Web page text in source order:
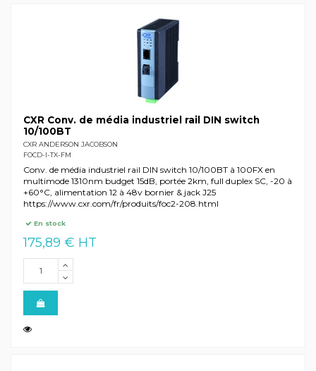
CXR Conv. de média industriel rail DIN switch
10/100BT
CXR ANDERSON JACOBSON
FOCD-I-TX-FM
Conv. de média industriel rail DIN switch 10/100BT à 100FX en
multimode 1310nm budget 15dB, portée 2km, full duplex SC, -20 à
+60°C, alimentation 12 à 48v bornier & jack J25
https://www.cxr.com/fr/produits/foc2-208.html
En stock
175,89 € HT